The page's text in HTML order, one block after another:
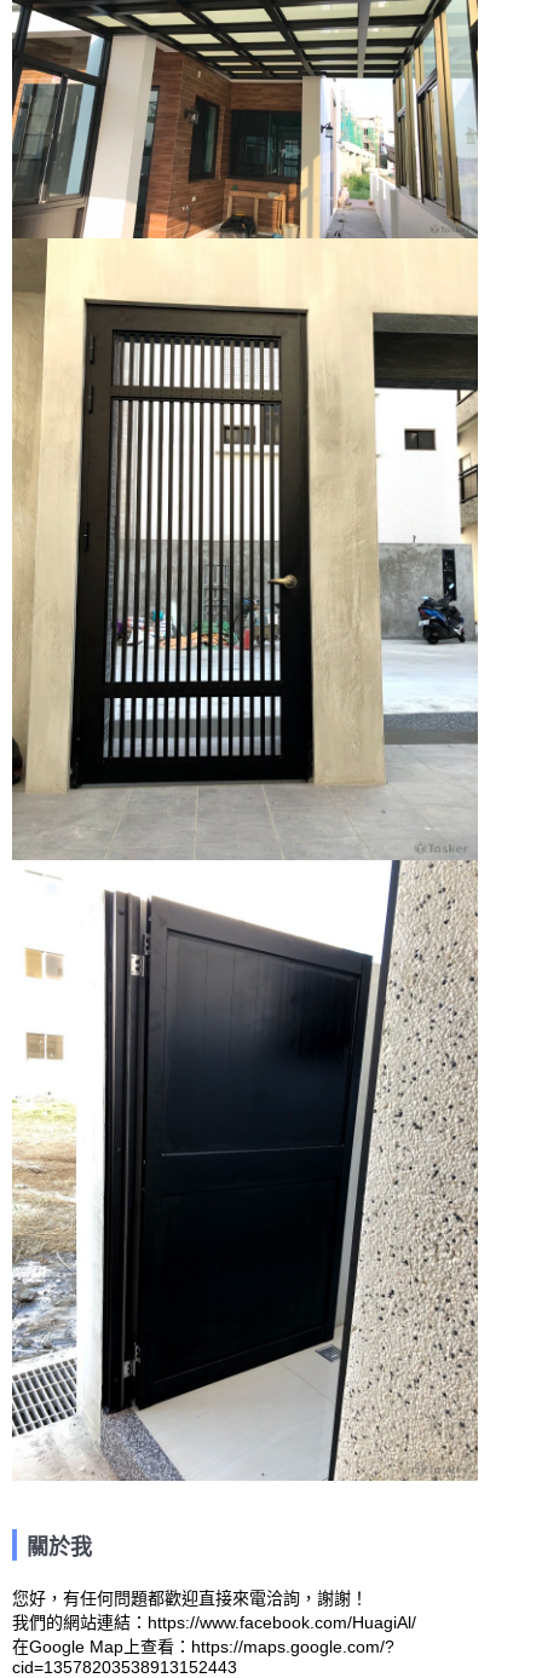
關於我
您好，有任何問題都歡迎直接來電洽詢，謝謝！
我們的網站連結：https://www.facebook.com/HuagiAl/
在Google Map上查看：https://maps.google.com/?
cid=13578203538913152443